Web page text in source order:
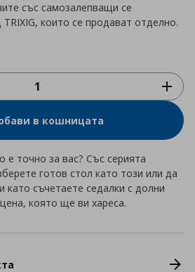
със самозалепващи се
които се продават отделно.
в кошницата
е точно за вас? Със серията
готов стол като този или да
като съчетаете седалки с долни
която ще ви хареса.